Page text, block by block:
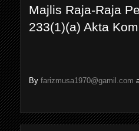
Majlis Raja-Raja
233(1)(a) Akta
Byfarizmusa1970@gamil.com